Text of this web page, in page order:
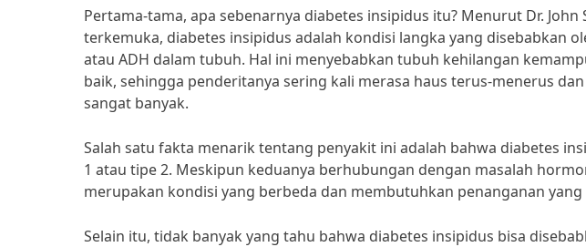
Pertama-tama, apa sebenarnya diabetes insipidus itu? Menurut Dr.
terkemuka, diabetes insipidus adalah kondisi langka yang disebabkan
atau ADH dalam tubuh. Hal ini menyebabkan tubuh kehilangan
baik, sehingga penderitanya sering kali merasa haus terus-menerus
sangat banyak.
Salah satu fakta menarik tentang penyakit ini adalah bahwa diabetes
1 atau tipe 2. Meskipun keduanya berhubungan dengan masalah
merupakan kondisi yang berbeda dan membutuhkan penanganan
Selain itu, tidak banyak yang tahu bahwa diabetes insipidus bisa